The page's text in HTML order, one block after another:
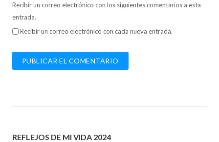
Recibir un correo electrónico con los siguientes comentarios a esta
entrada.
Recibir un correo electrónico con cada nueva entrada.
REFLEJOS DE MI VIDA 2024